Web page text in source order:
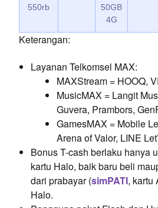
550rb
50GB
4G
Keterangan:
Layanan Telkomsel MAX:
MAXStream = HOOQ,
MusicMAX = Langit
Guvera, Prambors,
GamesMAX = Mobile
Arena of Valor, LINE
Bonus T-cash berlaku hanya
kartu Halo, baik baru beli
dari prabayar (simPATI, kartu
Halo.